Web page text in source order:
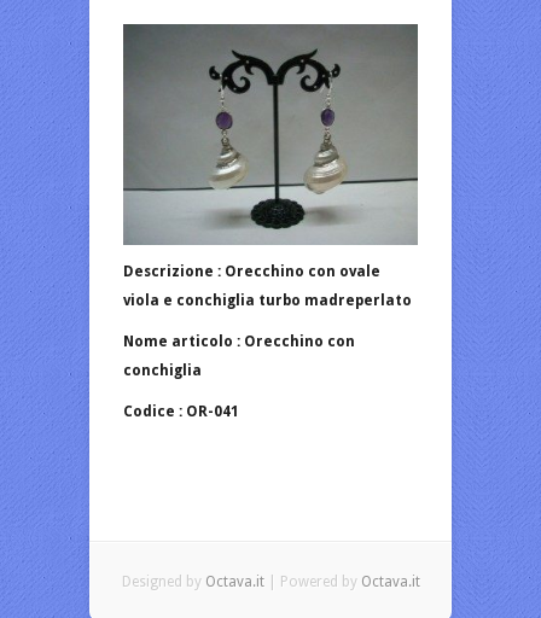
Descrizione : Orecchino con ovale
viola e conchiglia turbo madreperlato
Nome articolo : Orecchino con
conchiglia
Codice : OR-041
Designed by Octava.it| Powered by Octava.it